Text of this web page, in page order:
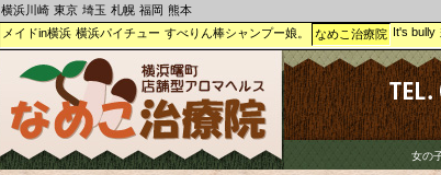
女の
横浜川崎 東京 埼玉 札幌 福岡 熊本
メイドin横浜 横浜パイチュー すべりん棒シャンプー娘。 なめこ治療院 It's bully